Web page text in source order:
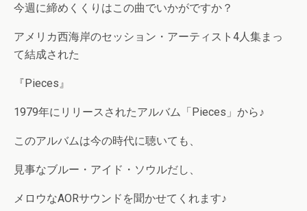
今週に締めくくりはこの曲でいかがですか？
アメリカ西海岸のセッション・アーティスト4人集まっ
て結成された
『Pieces』
1979年にリリースされたアルバム「Pieces」から♪
このアルバムは今の時代に聴いても、
見事なブルー・アイド・ソウルだし、
メロウなAORサウンドを聞かせてくれます♪